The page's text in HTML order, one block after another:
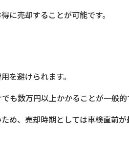
に売却することが可能です。
を避けられます。
も数万円以上かかることが一般的
め、売却時期としては車検直前